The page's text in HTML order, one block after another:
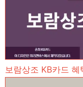
보람상조 KB카드